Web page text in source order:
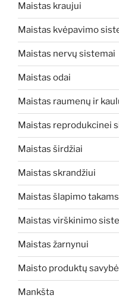
Maistas kraujui
Maistas kvėpavimo
Maistas nervų sistemai
Maistas odai
Maistas raumenų ir
Maistas reprodukcinei
Maistas širdžiai
Maistas skrandžiui
Maistas šlapimo takams
Maistas virškinimo
Maistas žarnynui
Maisto produktų
Mankšta